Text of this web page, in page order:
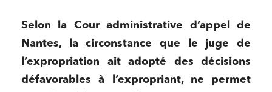
Selon la Cour administrative d’appel de
Nantes, la circonstance que le juge de
l’expropriation ait adopté des décisions
défavorables à l’expropriant, ne permet